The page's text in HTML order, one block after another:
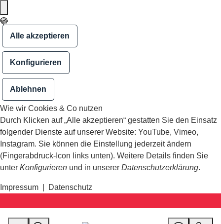
Alle akzeptieren
Konfigurieren
Ablehnen
Wie wir Cookies & Co nutzen
Durch Klicken auf „Alle akzeptieren“ gestatten Sie den Einsatz
folgender Dienste auf unserer Website: YouTube, Vimeo,
Instagram. Sie können die Einstellung jederzeit ändern
(Fingerabdruck-Icon links unten). Weitere Details finden Sie
unter Konfigurieren und in unserer Datenschutzerklärung.
Impressum Datenschutz